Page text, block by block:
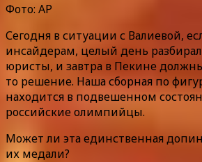
Фото: AP
Сегодня в ситуации с Валиевой,
инсайдерам, целый день
юристы, и завтра в Пекине
то решение. Наша сборная по
находится в подвешенном
российские олимпийцы.
Может ли эта единственная
их медали?